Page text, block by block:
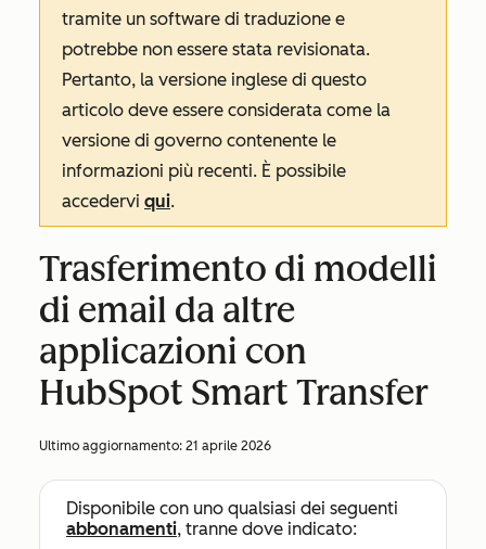
tramite un software di traduzione e
potrebbe non essere stata revisionata.
Pertanto, la versione inglese di questo
articolo deve essere considerata come la
versione di governo contenente le
informazioni più recenti. È possibile
accedervi qui.
Trasferimento di modelli
di email da altre
applicazioni con
HubSpot Smart Transfer
Ultimo aggiornamento: 21 aprile 2026
Disponibile con uno qualsiasi dei seguenti
abbonamenti, tranne dove indicato: